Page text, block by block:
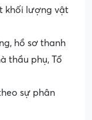
khối lượng vật
hồ sơ thanh
thầu phụ, Tổ
sự phân